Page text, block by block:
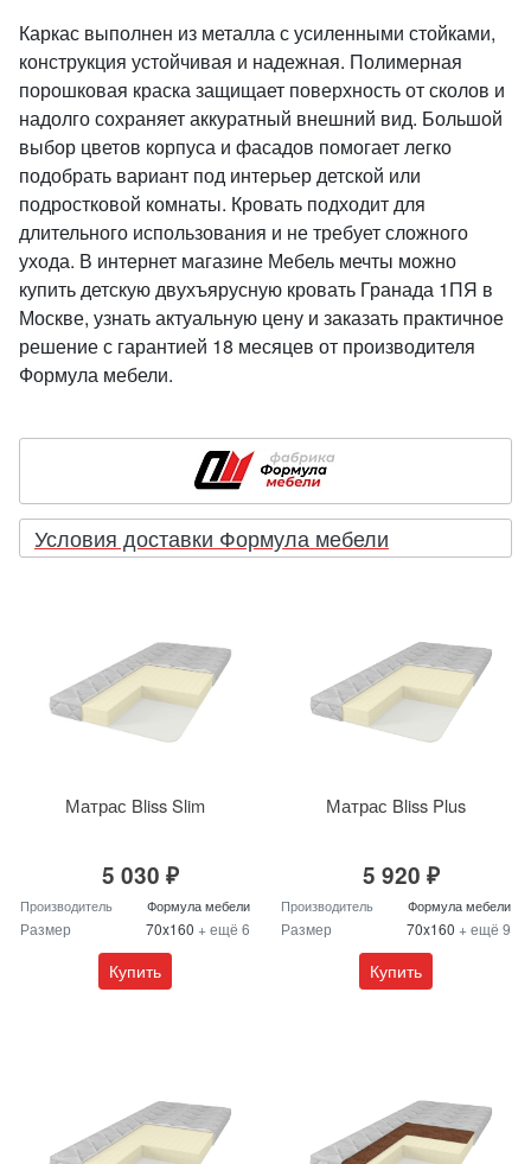
Каркас выполнен из металла с усиленными стойками,
конструкция устойчивая и надежная. Полимерная
порошковая краска защищает поверхность от сколов и
надолго сохраняет аккуратный внешний вид. Большой
выбор цветов корпуса и фасадов помогает легко
подобрать вариант под интерьер детской или
подростковой комнаты. Кровать подходит для
длительного использования и не требует сложного
ухода. В интернет магазине Мебель мечты можно
купить детскую двухъярусную кровать Гранада 1ПЯ в
Москве, узнать актуальную цену и заказать практичное
решение с гарантией 18 месяцев от производителя
Формула мебели.
Условия доставки Формула мебели
Матрас Bliss Slim
5 030 ₽
Производитель Формула мебели
Размер 70x160 + ещё 6
Купить
Матрас Bliss Plus
5 920 ₽
Производитель Формула мебели
Размер 70x160 + ещё 9
Купить